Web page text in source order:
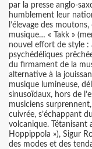
par la presse anglo-
humblement leur
l’élevage des
musique… « Takk »
nouvel effort de style :
psychédéliques
du firmament de la
alternative à la
musique lumineuse,
sinusoïdaux, hors de
musiciens
cuivrée, s’échappant
volcanique. Tétanisant
Hoppippola »), Sigur
des modes et des